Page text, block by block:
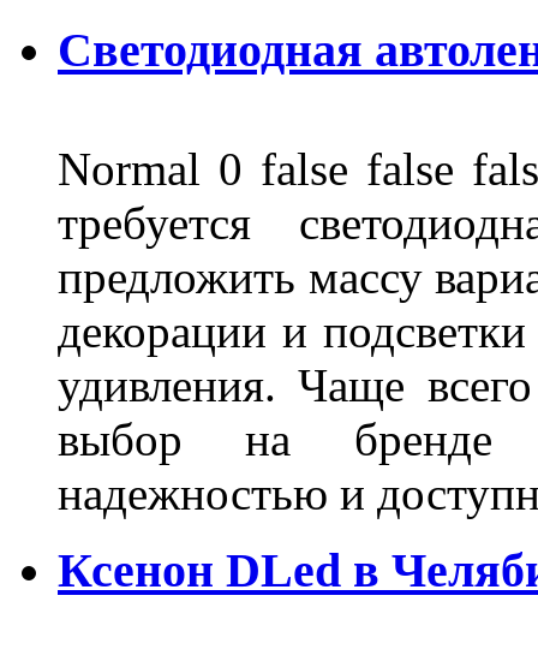
Светодиодная
Normal 0 false false
требуется
предложить массу
декорации и
удивления. Чаще
выбор на бренде
надежностью и
Ксенон DLed в